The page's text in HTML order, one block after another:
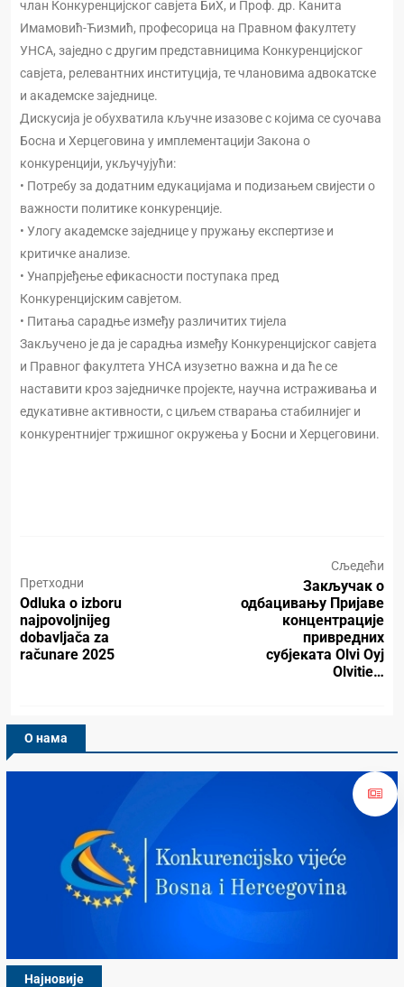
члан Конкуренцијског савјета БиХ, и Проф. др. Канита
Имамовић-Ћизмић, професорица на Правном факултету
УНСА, заједно с другим представницима Конкуренцијског
савјета, релевантних институција, те члановима адвокатске
и академске заједнице.
Дискусија је обухватила кључне изазове с којима се суочава
Босна и Херцеговина у имплементацији Закона о
конкуренцији, укључујући:
• Потребу за додатним едукацијама и подизањем свијести о
важности политике конкуренције.
• Улогу академске заједнице у пружању експертизе и
критичке анализе.
• Унапрјеђење ефикасности поступака пред
Конкуренцијским савјетом.
• Питања сарадње између различитих тијела
Закључено је да је сарадња између Конкуренцијског савјета
и Правног факултета УНСА изузетно важна и да ће се
наставити кроз заједничке пројекте, научна истраживања и
едукативне активности, с циљем стварања стабилнијег и
конкурентнијег тржишног окружења у Босни и Херцеговини.
Претходни
Odluka o izboru
najpovoljnijeg
dobavljača za
računare 2025
Сљедећи
Закључак о
одбацивању Пријаве
концентрације
привредних
субјеката Olvi Oyj
Olvitie…
О нама
Најновије